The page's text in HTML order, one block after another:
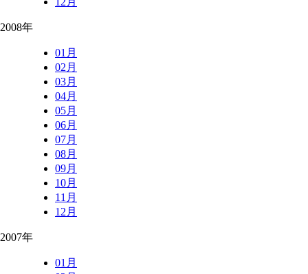
2008年
01月
02月
03月
04月
05月
06月
07月
08月
09月
10月
11月
12月
2007年
01月